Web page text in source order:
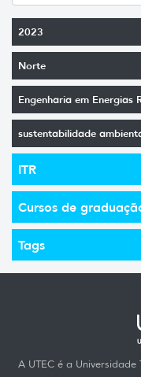
2023
Norte
Engenharia em Energias
sustentabilidade
ITR
Cursos de
Tags
A UTEC é a